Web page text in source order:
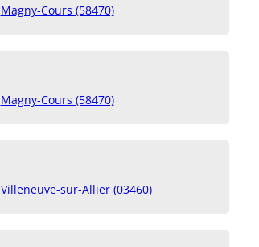
Magny-Cours (58470)
Magny-Cours (58470)
Villeneuve-sur-Allier (03460)